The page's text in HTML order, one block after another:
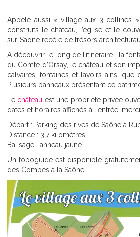
Appelé aussi « village aux 3 collines
construits le château, l’église et le
sur-Saône recèle de trésors
A découvrir le long de l’itinéraire : la
du Comte d’Orsay, le château et son
calvaires, fontaines et lavoirs ainsi que
Plusieurs panneaux présentant ce
Le château est une propriété privée
dates et horaires affichés à l'entrée,
Départ : Parking des rives de Saône à
Distance : 3,7 kilomètres
Balisage : anneau jaune
Un topoguide est disponible
des Combes à la Saône.